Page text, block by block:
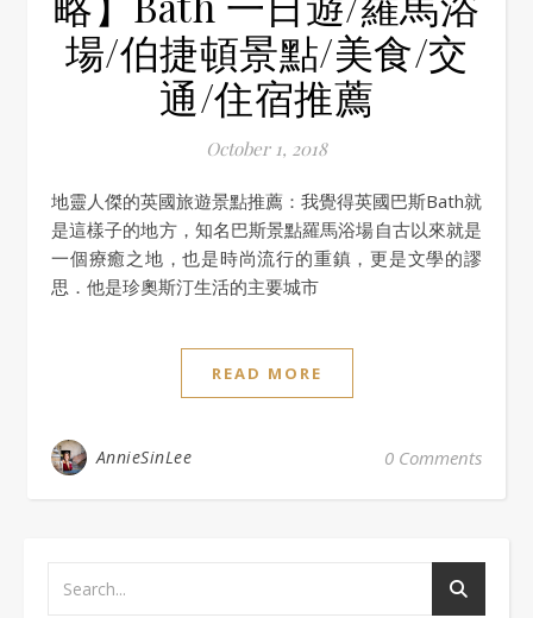
場/伯捷頓景點/美食/交
通/住宿推薦
October 1, 2018
地靈人傑的英國旅遊景點推薦：我覺得英國巴斯Bath就
是這樣子的地方，知名巴斯景點羅馬浴場自古以來就是
一個療癒之地，也是時尚流行的重鎮，更是文學的謬
思．他是珍奧斯汀生活的主要城市
READ MORE
AnnieSinLee 0 Comments